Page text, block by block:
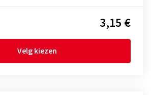
3,15 €
Velg kiezen